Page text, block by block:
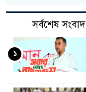
সর্বশেষ সংবাদ
১